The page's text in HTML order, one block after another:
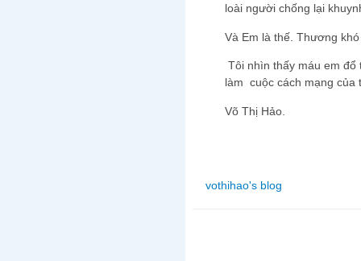
loài người chống lại
Và Em là thế. Thương
Tôi nhìn thấy máu em
làm cuộc cách mạng của
Võ Thị Hảo.
vothihao's blog